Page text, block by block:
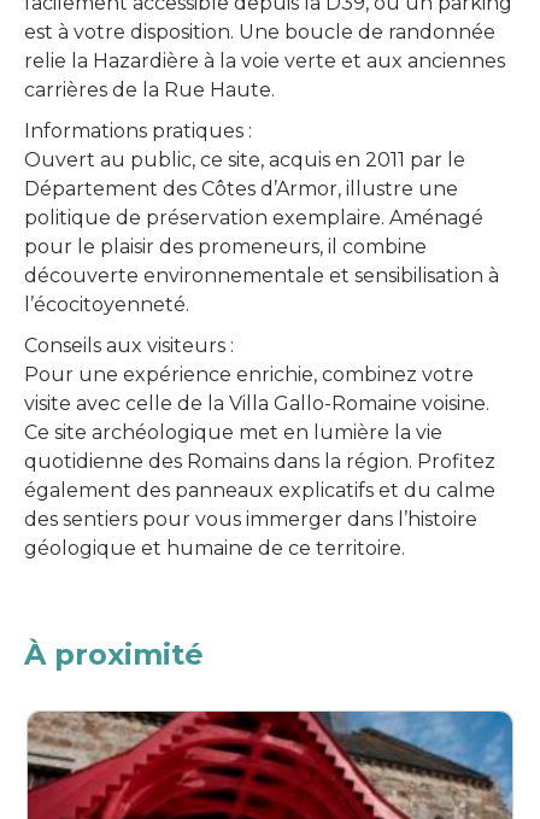
est à votre disposition. Une boucle de randonnée
relie la Hazardière à la voie verte et aux anciennes
carrières de la Rue Haute.
Informations pratiques :
Ouvert au public, ce site, acquis en 2011 par le
Département des Côtes d’Armor, illustre une
politique de préservation exemplaire. Aménagé
pour le plaisir des promeneurs, il combine
découverte environnementale et sensibilisation à
l’écocitoyenneté.
Conseils aux visiteurs :
Pour une expérience enrichie, combinez votre
visite avec celle de la Villa Gallo-Romaine voisine.
Ce site archéologique met en lumière la vie
quotidienne des Romains dans la région. Profitez
également des panneaux explicatifs et du calme
des sentiers pour vous immerger dans l’histoire
géologique et humaine de ce territoire.
À proximité